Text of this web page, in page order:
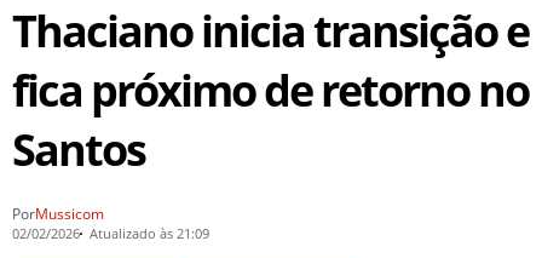
Thaciano inicia transição e
fica próximo de retorno no
Santos
PorMussicom
02/02/2026 Atualizado às 21:09